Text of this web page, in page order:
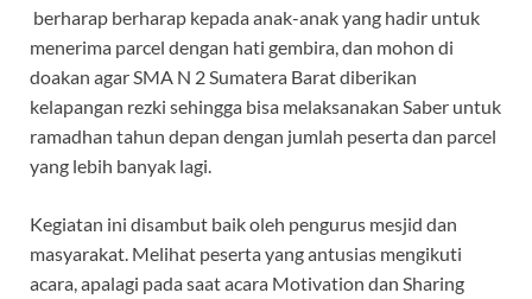
berharap berharap kepada anak-anak yang hadir untuk
menerima parcel dengan hati gembira, dan mohon di
doakan agar SMA N 2 Sumatera Barat diberikan
kelapangan rezki sehingga bisa melaksanakan Saber untuk
ramadhan tahun depan dengan jumlah peserta dan parcel
yang lebih banyak lagi.
Kegiatan ini disambut baik oleh pengurus mesjid dan
masyarakat. Melihat peserta yang antusias mengikuti
acara, apalagi pada saat acara Motivation dan Sharing